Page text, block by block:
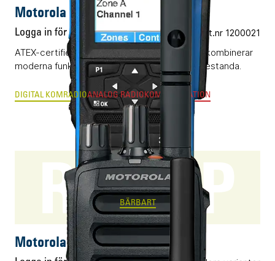
Motorola R7Ex FKP
Logga in för pris Vårt art.nr 1200021
ATEX-certifierad digital komradio (DMR) som kombinerar
moderna funktioner och klassledande radioprestanda.
DIGITAL KOMRADIOANALOG RADIOKOMMUNIKATION
R5 LKP
BÄRBART
Motorola R5 LKP